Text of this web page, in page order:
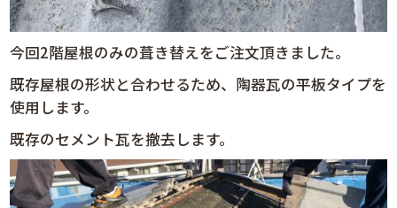
今回2階屋根のみの葺き替えをご注文頂きました。
既存屋根の形状と合わせるため、陶器瓦の平板タイプを
使用します。
既存のセメント瓦を撤去します。